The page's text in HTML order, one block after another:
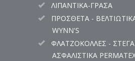
ΛΙΠΑΝΤΙΚΑ-ΓΡΑΣΑ
ΠΡΟΣΘΕΤΑ -
WYNN'S
ΦΛΑΤΖΟΚΟΛΛΕΣ -
ΑΣΦΑΛΙΣΤΙΚΑ